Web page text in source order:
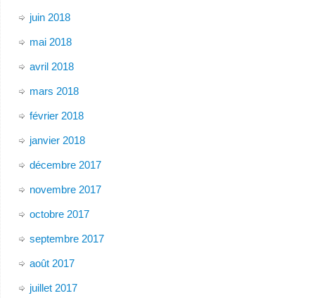
juin 2018
mai 2018
avril 2018
mars 2018
février 2018
janvier 2018
décembre 2017
novembre 2017
octobre 2017
septembre 2017
août 2017
juillet 2017